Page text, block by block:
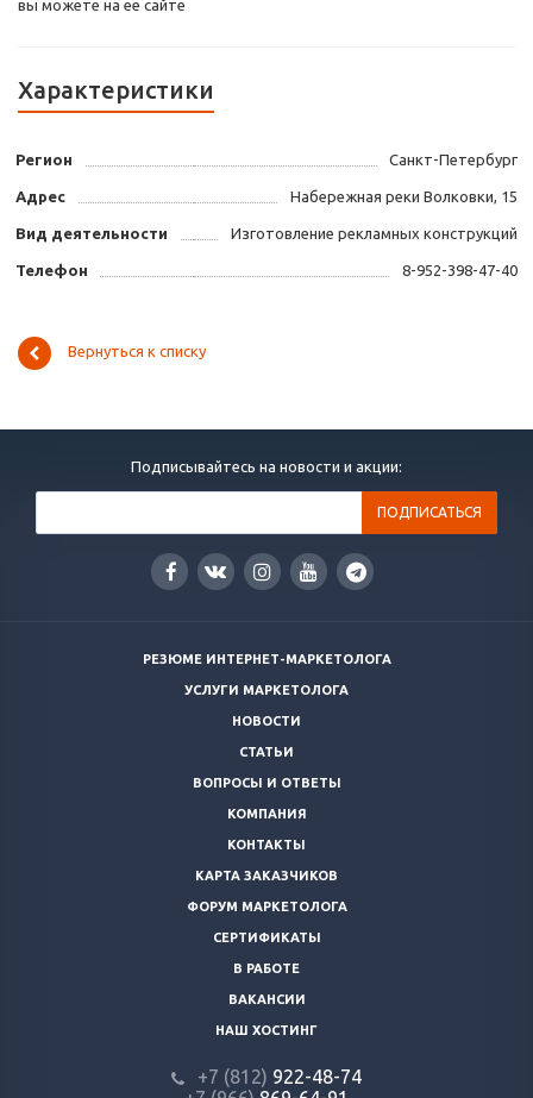
вы можете на ее сайте
Характеристики
Регион Санкт-Петербург
Адрес Набережная реки Волковки, 15
Вид деятельности Изготовление рекламных конструкций
Телефон 8-952-398-47-40
Вернуться к списку
Подписывайтесь на новости и акции:
РЕЗЮМЕ ИНТЕРНЕТ-МАРКЕТОЛОГА
УСЛУГИ МАРКЕТОЛОГА
НОВОСТИ
СТАТЬИ
ВОПРОСЫ И ОТВЕТЫ
КОМПАНИЯ
КОНТАКТЫ
КАРТА ЗАКАЗЧИКОВ
ФОРУМ МАРКЕТОЛОГА
СЕРТИФИКАТЫ
В РАБОТЕ
ВАКАНСИИ
НАШ ХОСТИНГ
+7 (812) 922-48-74